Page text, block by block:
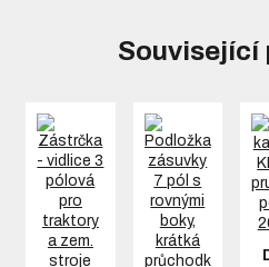
Související